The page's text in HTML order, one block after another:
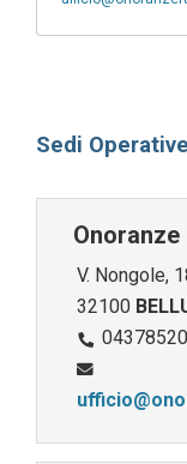
Sedi Operative
Onoranze
V. Nongole,
32100